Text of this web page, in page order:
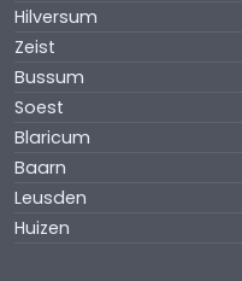
Hilversum
Zeist
Bussum
Soest
Blaricum
Baarn
Leusden
Huizen